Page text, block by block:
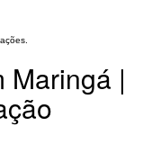
Maringá |